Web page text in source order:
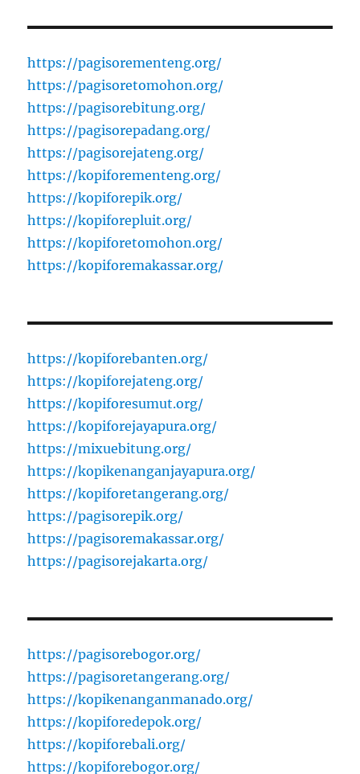
https://pagisorementeng.org/
https://pagisoretomohon.org/
https://pagisorebitung.org/
https://pagisorepadang.org/
https://pagisorejateng.org/
https://kopiforementeng.org/
https://kopiforepik.org/
https://kopiforepluit.org/
https://kopiforetomohon.org/
https://kopiforemakassar.org/
https://kopiforebanten.org/
https://kopiforejateng.org/
https://kopiforesumut.org/
https://kopiforejayapura.org/
https://mixuebitung.org/
https://kopikenanganjayapura.org/
https://kopiforetangerang.org/
https://pagisorepik.org/
https://pagisoremakassar.org/
https://pagisorejakarta.org/
https://pagisorebogor.org/
https://pagisoretangerang.org/
https://kopikenanganmanado.org/
https://kopiforedepok.org/
https://kopiforebali.org/
https://kopiforebogor.org/